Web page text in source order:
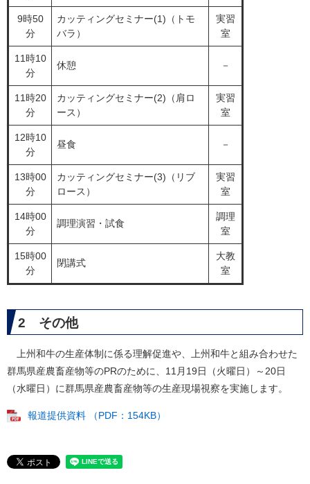
9時50
分
カッティングセミナー(1)（トモ
バラ）
実習
室
11時10
分
休憩 －
11時20
分
カッティングセミナー(2)（肩ロ
ース）
実習
室
12時10
分
昼食 －
13時00
分
カッティングセミナー(3)（リブ
ロース）
実習
室
14時00
分
調理演習・試食
調理
室
15時00
分
閉講式
大教
室
2 その他
上州和牛の生産体制に係る理解促進や、上州和牛と組み合わせた
群馬県産農畜産物等のPRのために、11月19日（火曜日）～20日
（水曜日）に群馬県産農畜産物等の生産現場視察を実施します。
報道提供資料 （PDF：154KB）